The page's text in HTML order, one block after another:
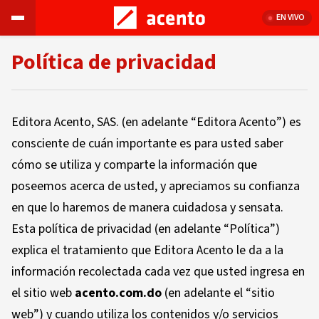
EN VIVO
Política de privacidad
Editora Acento, SAS. (en adelante “Editora Acento”) es
consciente de cuán importante es para usted saber
cómo se utiliza y comparte la información que
poseemos acerca de usted, y apreciamos su confianza
en que lo haremos de manera cuidadosa y sensata.
Esta política de privacidad (en adelante “Política”)
explica el tratamiento que Editora Acento le da a la
información recolectada cada vez que usted ingresa en
el sitio web acento.com.do (en adelante el “sitio
web”) y cuando utiliza los contenidos y/o servicios